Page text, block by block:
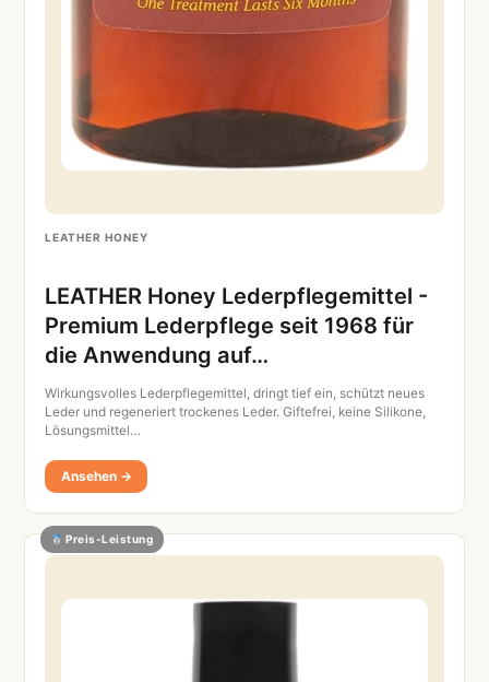
LEATHER HONEY
LEATHER Honey Lederpflegemittel -
Premium Lederpflege seit 1968 für
die Anwendung auf…
Wirkungsvolles Lederpflegemittel, dringt tief ein, schützt neues
Leder und regeneriert trockenes Leder. Giftefrei, keine Silikone,
Lösungsmittel…
Ansehen →
Preis-Leistung